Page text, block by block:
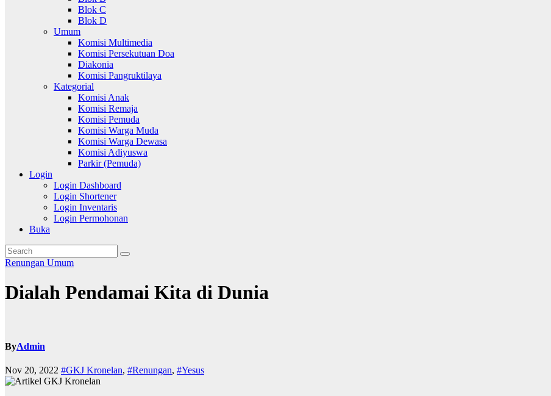
Blok C
Blok D
Umum
Komisi Multimedia
Komisi Persekutuan Doa
Diakonia
Komisi Pangruktilaya
Kategorial
Komisi Anak
Komisi Remaja
Komisi Pemuda
Komisi Warga Muda
Komisi Warga Dewasa
Komisi Adiyuswa
Parkir (Pemuda)
Login
Login Dashboard
Login Shortener
Login Inventaris
Login Permohonan
Buka
Renungan Umum
Dialah Pendamai Kita di Dunia
ByAdmin
Nov 20, 2022 #GKJ Kronelan, #Renungan, #Yesus